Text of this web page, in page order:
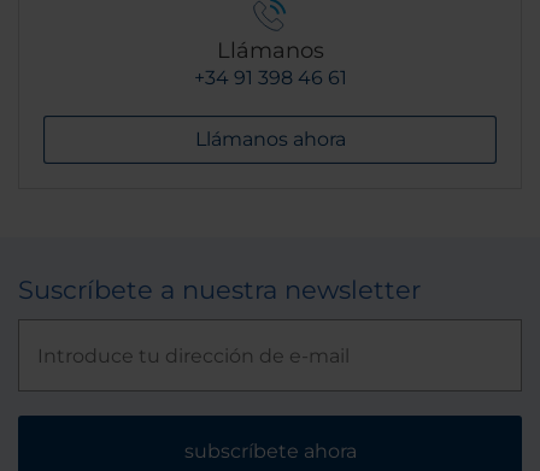
Llámanos
+34 91 398 46 61
Llámanos ahora
Suscríbete a nuestra newsletter
subscríbete ahora